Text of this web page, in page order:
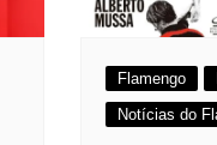
Flamengo
Notícias do